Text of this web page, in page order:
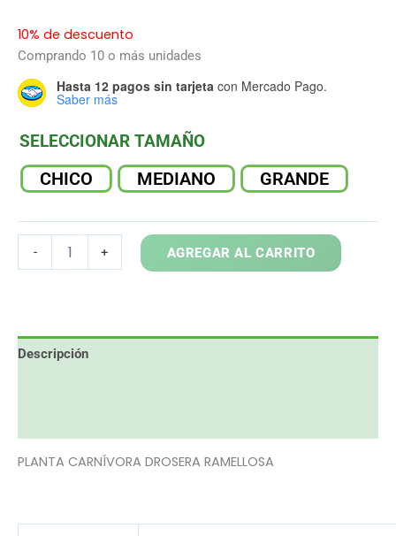
10% de descuento
Comprando 10 o más unidades
Hasta 12 pagos sin tarjeta con Mercado Pago.
Saber más
SELECCIONAR TAMAÑO
CHICO MEDIANO GRANDE
-
RAMELLOSA
+ AGREGAR AL CARRITO
Descripción
PLANTA CARNÍVORA DROSERA RAMELLOSA